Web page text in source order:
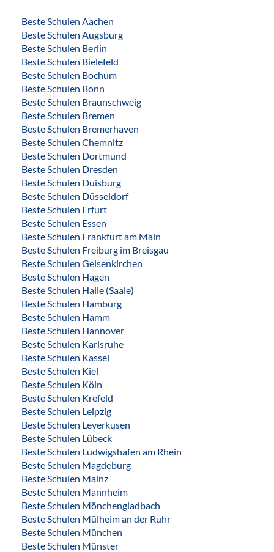
Beste Schulen Aachen
Beste Schulen Augsburg
Beste Schulen Berlin
Beste Schulen Bielefeld
Beste Schulen Bochum
Beste Schulen Bonn
Beste Schulen Braunschweig
Beste Schulen Bremen
Beste Schulen Bremerhaven
Beste Schulen Chemnitz
Beste Schulen Dortmund
Beste Schulen Dresden
Beste Schulen Duisburg
Beste Schulen Düsseldorf
Beste Schulen Erfurt
Beste Schulen Essen
Beste Schulen Frankfurt am Main
Beste Schulen Freiburg im Breisgau
Beste Schulen Gelsenkirchen
Beste Schulen Hagen
Beste Schulen Halle (Saale)
Beste Schulen Hamburg
Beste Schulen Hamm
Beste Schulen Hannover
Beste Schulen Karlsruhe
Beste Schulen Kassel
Beste Schulen Kiel
Beste Schulen Köln
Beste Schulen Krefeld
Beste Schulen Leipzig
Beste Schulen Leverkusen
Beste Schulen Lübeck
Beste Schulen Ludwigshafen am Rhein
Beste Schulen Magdeburg
Beste Schulen Mainz
Beste Schulen Mannheim
Beste Schulen Mönchengladbach
Beste Schulen Mülheim an der Ruhr
Beste Schulen München
Beste Schulen Münster